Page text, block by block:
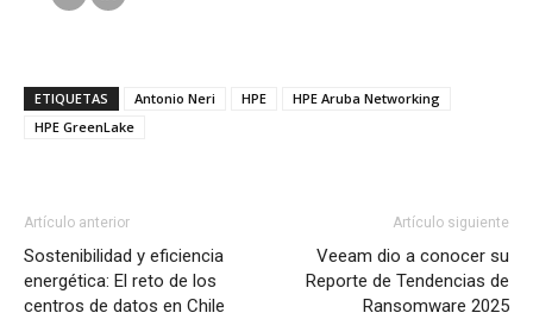
ETIQUETAS Antonio Neri HPE
HPE Aruba Networking
HPE GreenLake
Artículo anterior
Sostenibilidad y eficiencia
energética: El reto de los
centros de datos en Chile
Artículo siguiente
Veeam dio a conocer su
Reporte de Tendencias de
Ransomware 2025